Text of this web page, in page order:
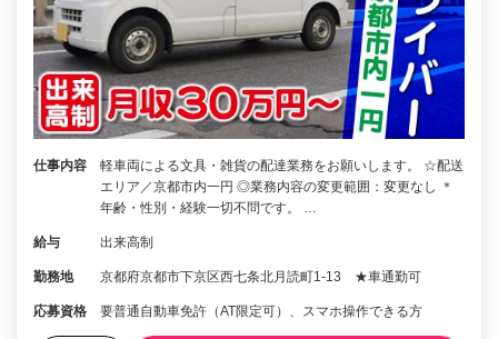
仕事内容
軽車両による文具・雑貨の配達業務をお願いします。 ☆配送
エリア／京都市内一円 ◎業務内容の変更範囲：変更なし ＊
年齢・性別・経験一切不問です。 …
給与 出来高制
勤務地 京都府京都市下京区西七条北月読町1-13 ★車通勤可
応募資格 要普通自動車免許（AT限定可）、スマホ操作できる方